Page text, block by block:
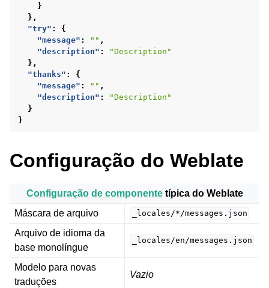
}
},
"try" :
{
"message" : "" ,
"description" :
"Description"
},
"thanks" :
{
"message" : "" ,
"description" :
"Description"
}
}
Configuração do Weblate
Configuração de componentetípica do Weblate
Máscara de arquivo
_locales/*/messages.json
Arquivo de idioma da
base monolíngue
_locales/en/messages.json
Modelo para novas
traduções
Vazio